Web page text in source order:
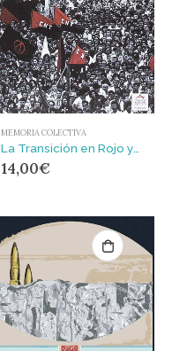
MEMORIA COLECTIVA
14,00€